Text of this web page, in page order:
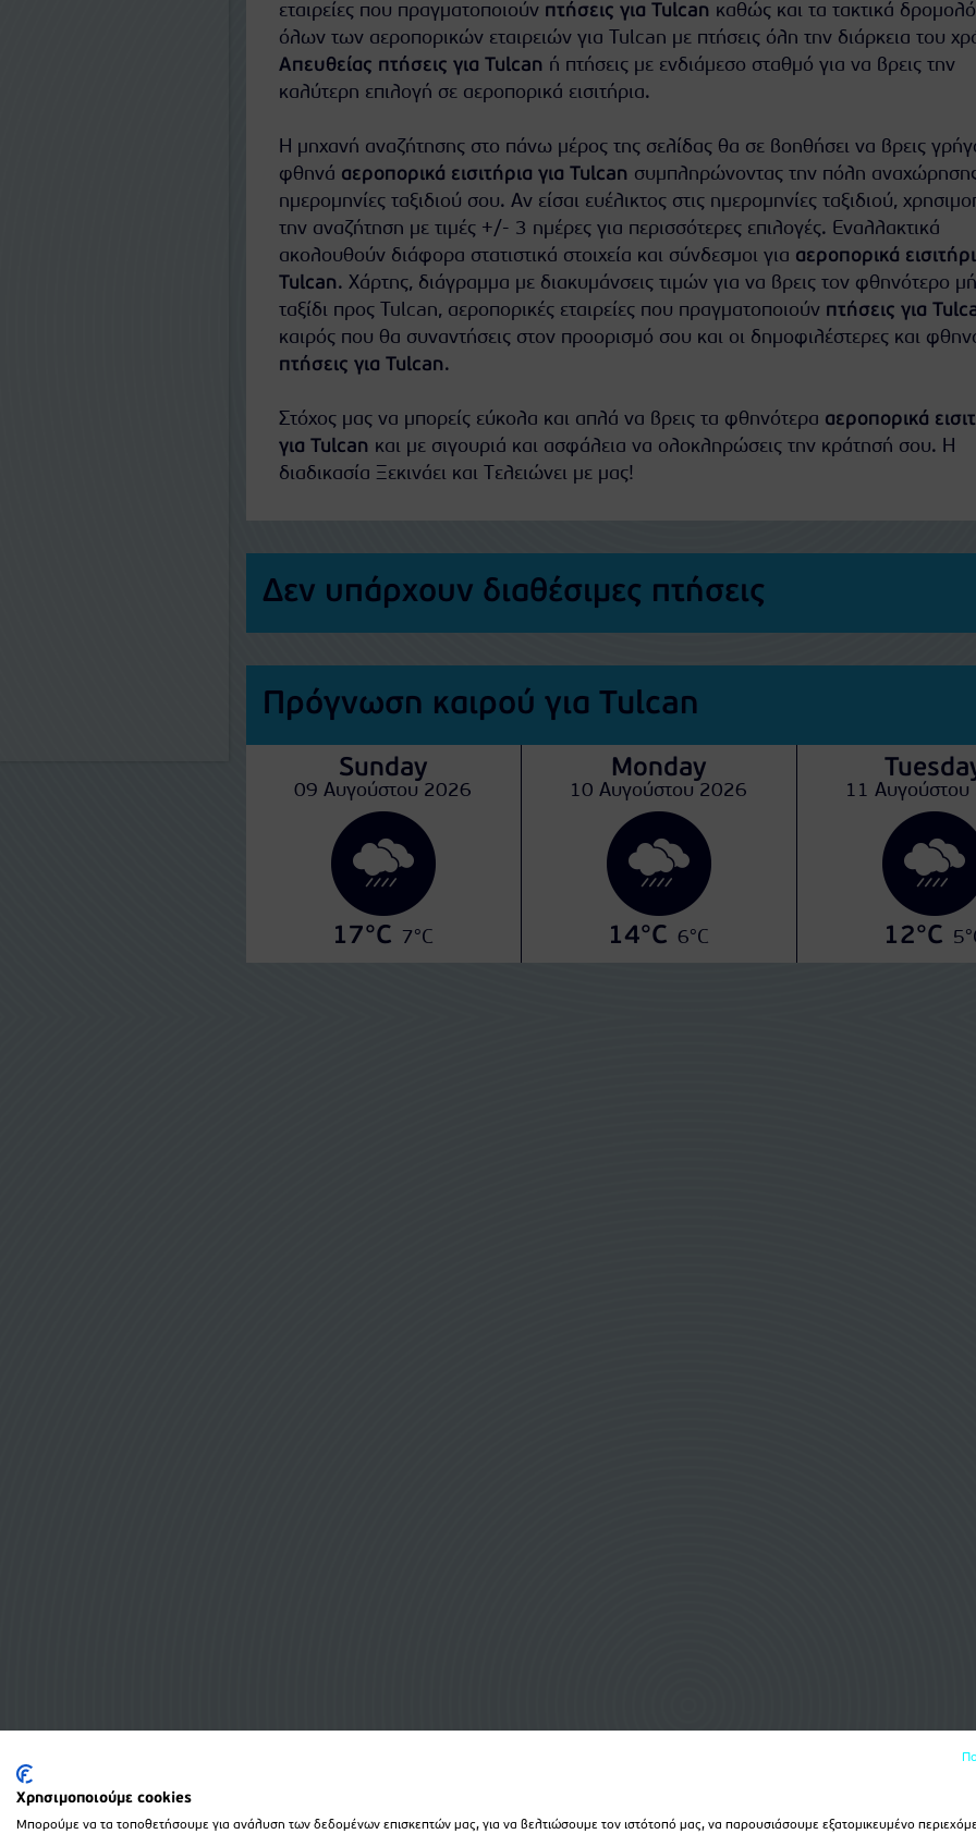
εταιρείες που πραγματοποιούν πτήσεις για Tulcan καθώς και τα τακτικά
όλων των αεροπορικών εταιρειών για Tulcan με πτήσεις όλη την διάρκεια του
Απευθείας πτήσεις για Tulcan ή πτήσεις με ενδιάμεσο σταθμό για να βρεις την
καλύτερη επιλογή σε αεροπορικά εισιτήρια.
Η μηχανή αναζήτησης στο πάνω μέρος της σελίδας θα σε βοηθήσει να βρεις
φθηνά αεροπορικά εισιτήρια για Tulcan συμπληρώνοντας την πόλη αναχώρησης
ημερομηνίες ταξιδιού σου. Αν είσαι ευέλικτος στις ημερομηνίες ταξιδιού,
την αναζήτηση με τιμές +/- 3 ημέρες για περισσότερες επιλογές. Εναλλακτικά
ακολουθούν διάφορα στατιστικά στοιχεία και σύνδεσμοι για αεροπορικά
Tulcan. Χάρτης, διάγραμμα με διακυμάνσεις τιμών για να βρεις τον φθηνότερο
ταξίδι προς Tulcan, αεροπορικές εταιρείες που πραγματοποιούν πτήσεις για
καιρός που θα συναντήσεις στον προορισμό σου και οι δημοφιλέστερες και
πτήσεις για Tulcan.
Στόχος μας να μπορείς εύκολα και απλά να βρεις τα φθηνότερα αεροπορικά
για Tulcan και με σιγουριά και ασφάλεια να ολοκληρώσεις την κράτησή σου. Η
διαδικασία Ξεκινάει και Τελειώνει με μας!
Δεν υπάρχουν διαθέσιμες πτήσεις
Πρόγνωση καιρού για Tulcan
Sunday
09 Αυγούστου 2026
17°C 7°C
Monday
10 Αυγούστου 2026
14°C 6°C
11
12°C
Χρησιμοποιούμε cookies
Μπορούμε να τα τοποθετήσουμε για ανάλυση των δεδομένων επισκεπτών μας, για να βελτιώσουμε τον ιστότοπό μας, να παρουσιάσουμε εξατομικευμένο